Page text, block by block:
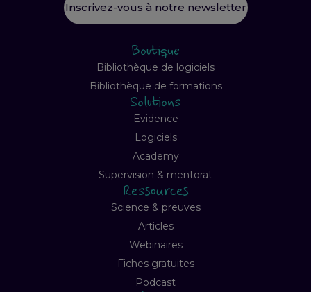
Inscrivez-vous à notre newsletter
Boutique
Bibliothèque de logiciels
Bibliothèque de formations
Solutions
Evidence
Logiciels
Academy
Supervision & mentorat
Ressources
Science & preuves
Articles
Webinaires
Fiches gratuites
Podcast